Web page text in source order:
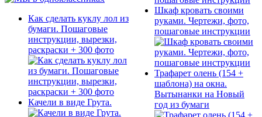
Как сделать куклу лол из
бумаги. Пошаговые
инструкции, вырезки,
раскраски + 300 фото
Качели в виде Грута.
Шкаф кровать своими
руками. Чертежи, фото,
пошаговые инструкции
Трафарет олень (154 +
шаблона) на окна.
Вытынанки на Новый
год из бумаги